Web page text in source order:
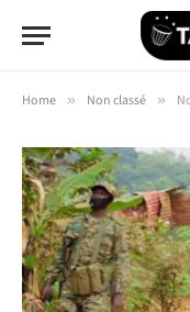
Home » Non classé »